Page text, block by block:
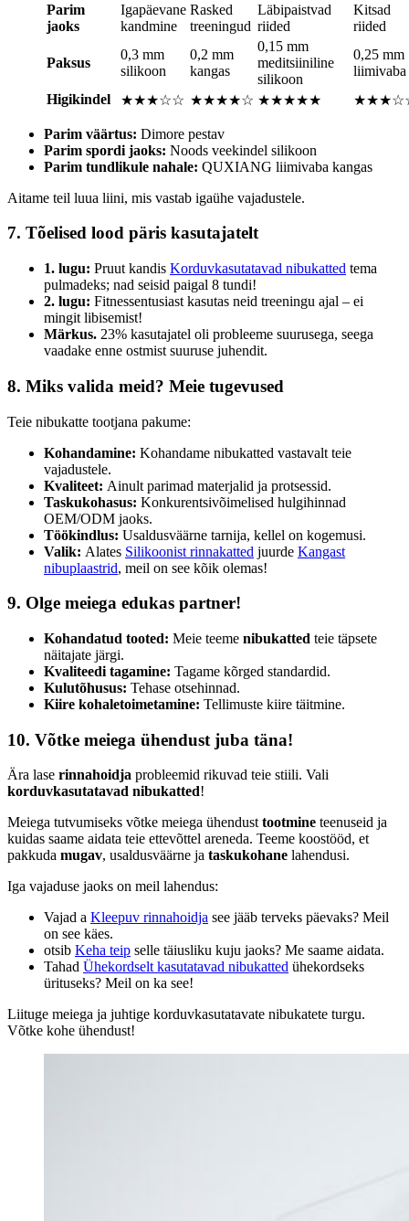
Parim
jaoks
Igapäevane
kandmine
Rasked
treeningud
Läbipaistvad
riided
Kitsad
riided
Paksus
0,3 mm
silikoon
0,2 mm
kangas
0,15 mm
meditsiiniline
silikoon
0,25 mm
liimivaba
Higikindel
★★★☆☆ ★★★★☆ ★★★★★
Parim väärtus: Dimore pestav
Parim spordi jaoks: Noods veekindel silikoon
Parim tundlikule nahale: QUXIANG liimivaba kangas
Aitame teil luua liini, mis vastab igaühe vajadustele.
7. Tõelised lood päris kasutajatelt
1. lugu: Pruut kandis Korduvkasutatavad nibukatted tema
pulmadeks; nad seisid paigal 8 tundi!
2. lugu: Fitnessentusiast kasutas neid treeningu ajal – ei
mingit libisemist!
Märkus. 23% kasutajatel oli probleeme suurusega, seega
vaadake enne ostmist suuruse juhendit.
8. Miks valida meid? Meie tugevused
Teie nibukatte tootjana pakume:
Kohandamine: Kohandame nibukatted vastavalt teie
vajadustele.
Kvaliteet: Ainult parimad materjalid ja protsessid.
Taskukohasus: Konkurentsivõimelised hulgihinnad
OEM/ODM jaoks.
Töökindlus: Usaldusväärne tarnija, kellel on kogemusi.
Valik: Alates Silikoonist rinnakatted juurde Kangast
nibuplaastrid, meil on see kõik olemas!
9. Olge meiega edukas partner!
Kohandatud tooted: Meie teeme nibukatted teie täpsete
näitajate järgi.
Kvaliteedi tagamine: Tagame kõrged standardid.
Kulutõhusus: Tehase otsehinnad.
Kiire kohaletoimetamine: Tellimuste kiire täitmine.
10. Võtke meiega ühendust juba täna!
Ära lase rinnahoidja probleemid rikuvad teie stiili. Vali
korduvkasutatavad nibukatted!
Meiega tutvumiseks võtke meiega ühendusttootmine teenuseid ja
kuidas saame aidata teie ettevõttel areneda. Teeme koostööd, et
pakkuda mugav, usaldusväärne ja taskukohane lahendusi.
Iga vajaduse jaoks on meil lahendus:
Vajad a Kleepuv rinnahoidja see jääb terveks päevaks? Meil
on see käes.
otsib Keha teip selle täiusliku kuju jaoks? Me saame aidata.
Tahad Ühekordselt kasutatavad nibukatted ühekordseks
ürituseks? Meil on ka see!
Liituge meiega ja juhtige korduvkasutatavate nibukatete turgu.
Võtke kohe ühendust!